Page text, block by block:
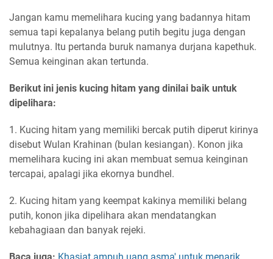
Jangan kamu memelihara kucing yang badannya hitam
semua tapi kepalanya belang putih begitu juga dengan
mulutnya. Itu pertanda buruk namanya durjana kapethuk.
Semua keinginan akan tertunda.
Berikut ini jenis kucing hitam yang dinilai baik untuk
dipelihara:
1. Kucing hitam yang memiliki bercak putih diperut kirinya
disebut Wulan Krahinan (bulan kesiangan). Konon jika
memelihara kucing ini akan membuat semua keinginan
tercapai, apalagi jika ekornya bundhel.
2. Kucing hitam yang keempat kakinya memiliki belang
putih, konon jika dipelihara akan mendatangkan
kebahagiaan dan banyak rejeki.
Baca juga: Khasiat ampuh uang asma' untuk menarik